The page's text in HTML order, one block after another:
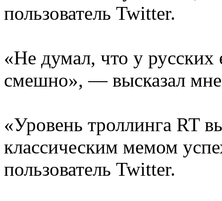
пользователь Twitter.
«Не думал, что у
смешно», — высказал
«Уровень троллинга RT
классическим мемом
пользователь Twitter.